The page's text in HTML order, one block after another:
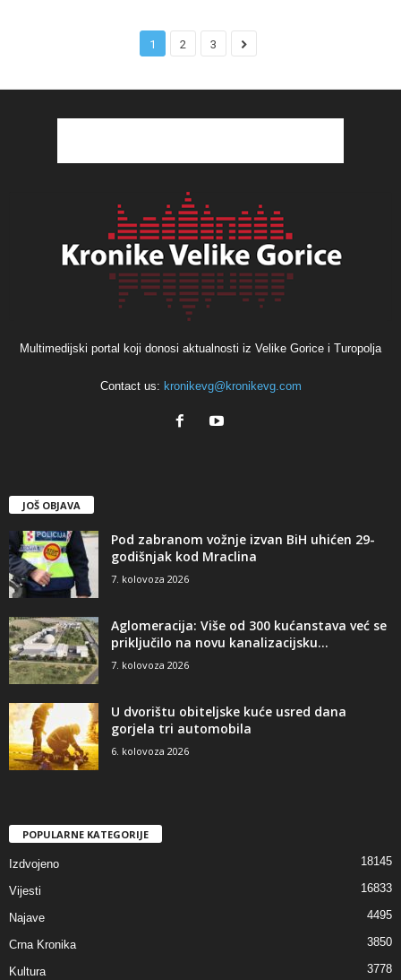
1 2 3
Multimedijski portal koji donosi aktualnosti iz Velike Gorice i Turopolja
Contact us: kronikevg@kronikevg.com
JOŠ OBJAVA
Pod zabranom vožnje izvan BiH uhićen 29-
godišnjak kod Mraclina
7. kolovoza 2026
Aglomeracija: Više od 300 kućanstava već se
priključilo na novu kanalizacijsku...
7. kolovoza 2026
U dvorištu obiteljske kuće usred dana
gorjela tri automobila
6. kolovoza 2026
POPULARNE KATEGORIJE
Izdvojeno 18145
Vijesti 16833
Najave 4495
Crna Kronika 3850
Kultura 3778